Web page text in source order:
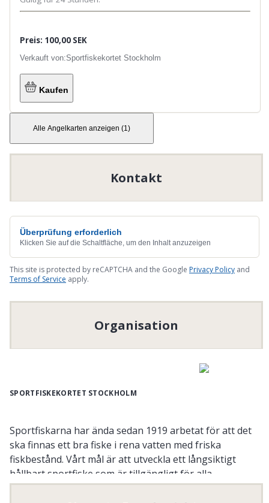
Preis: 100,00 SEK
Verkauft von:Sportfiskekortet Stockholm
Kaufen
Alle Angelkarten anzeigen (1)
Kontakt
Überprüfung erforderlich
Klicken Sie auf die Schaltfläche, um den Inhalt anzuzeigen
This site is protected by reCAPTCHA and the Google Privacy Policy and
Terms of Service apply.
Organisation
SPORTFISKEKORTET STOCKHOLM
Sportfiskarna har ända sedan 1919 arbetat för att det
ska finnas ett bra fiske i rena vatten med friska
fiskbestånd. Vårt mål är att utveckla ett långsiktigt
hållbart sportfiske som är tillgängligt för alla.